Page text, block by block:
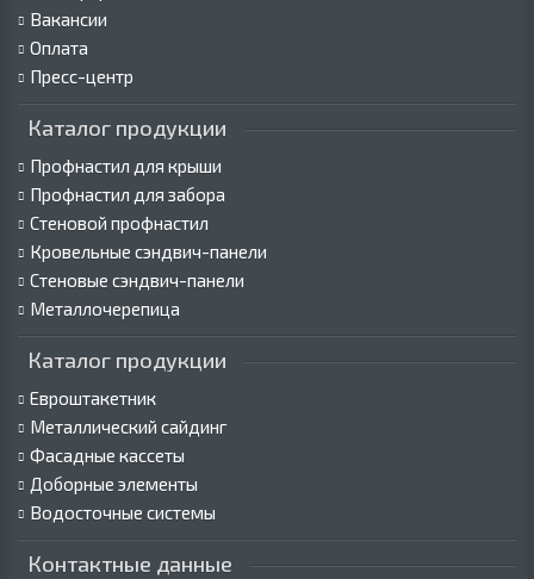
Вакансии
Оплата
Пресс-центр
Каталог продукции
Профнастил для крыши
Профнастил для забора
Стеновой профнастил
Кровельные сэндвич-панели
Стеновые сэндвич-панели
Металлочерепица
Каталог продукции
Евроштакетник
Металлический сайдинг
Фасадные кассеты
Доборные элементы
Водосточные системы
Контактные данные